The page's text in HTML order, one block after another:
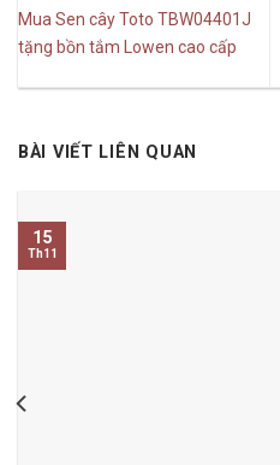
Mua Sen cây Toto TBW04401J
tặng bồn tắm Lowen cao cấp
BÀI VIẾT LIÊN QUAN
15
Th11